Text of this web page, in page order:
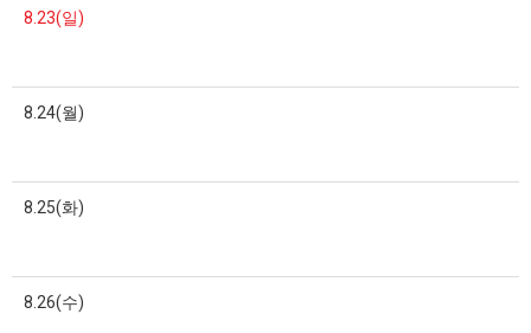
8.23(일)
8.24(월)
8.25(화)
8.26(수)